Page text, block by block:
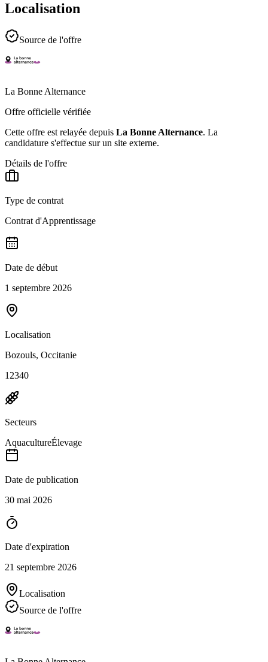
Localisation
Source de l'offre
La Bonne Alternance
Offre officielle vérifiée
Cette offre est relayée depuis La Bonne Alternance. La
candidature s'effectue sur un site externe.
Détails de l'offre
Type de contrat
Contrat d'Apprentissage
Date de début
1 septembre 2026
Localisation
Bozouls, Occitanie
12340
Secteurs
AquacultureÉlevage
Date de publication
30 mai 2026
Date d'expiration
21 septembre 2026
Localisation
Source de l'offre